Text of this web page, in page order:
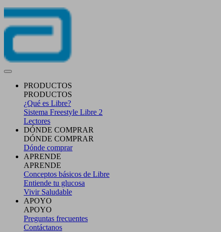
PRODUCTOS
PRODUCTOS
¿Qué es Libre?
Sistema Freestyle Libre 2
Lectores
DÓNDE COMPRAR
DÓNDE COMPRAR
Dónde comprar
APRENDE
APRENDE
Conceptos básicos de Libre
Entiende tu glucosa
Vivir Saludable
APOYO
APOYO
Preguntas frecuentes
Contáctanos